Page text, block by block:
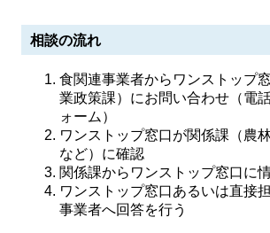
相談の流れ
食関連事業者からワンストップ
業政策課）にお問い合わせ（電
ォーム）
ワンストップ窓口が関係課（農
など）に確認
関係課からワンストップ窓口に
ワンストップ窓口あるいは直接
事業者へ回答を行う